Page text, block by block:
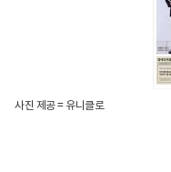
사진 제공 = 유니클로